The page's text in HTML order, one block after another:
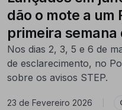
dão o mote a um
primeira semana
Nos dias 2, 3, 5 e 6 de
de esclarecimento, no
sobre os avisos STEP.
23 de Fevereiro 2026